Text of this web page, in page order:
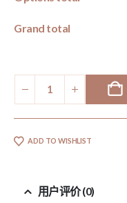
Grand total
ADD TO WISHLIST
用户评价 (0)